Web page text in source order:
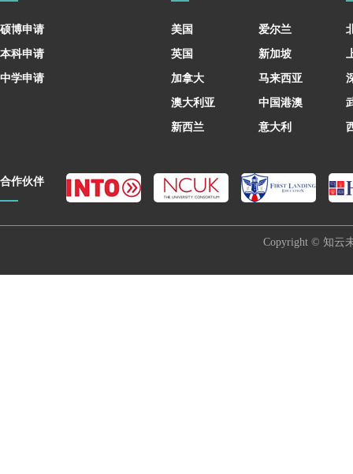
硕博申请
本科申请
中学申请
美国
英国
加拿大
澳大利亚
新西兰
爱尔兰
新加坡
马来西亚
中国港澳
意大利
合作伙伴
Copyright © 知云